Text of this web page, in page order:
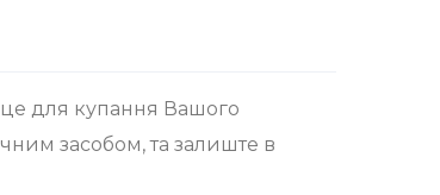
для купання Вашого
засобом, та залиште в